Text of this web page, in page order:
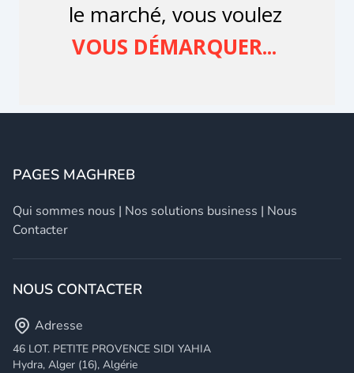
PAGES MAGHREB
Qui sommes nous | Nos solutions business | Nous
Contacter
NOUS CONTACTER
Adresse
46 LOT. PETITE PROVENCE SIDI YAHIA
Hydra, Alger (16), Algérie